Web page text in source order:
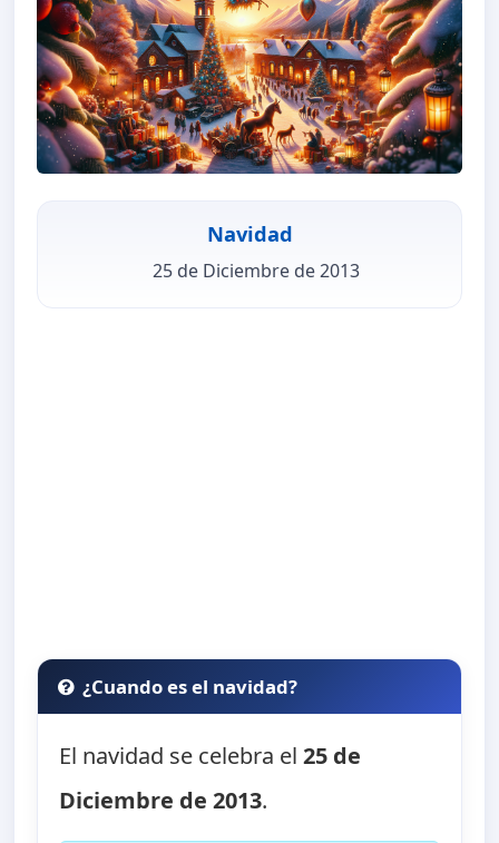
Navidad
25 de Diciembre de 2013
¿Cuando es el navidad?
El navidad se celebra el25 de
Diciembre de 2013.